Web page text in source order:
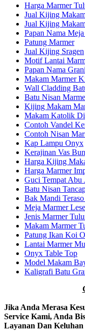
Harga Marmer
Jual Kijing
Jual Kijing
Papan Nama
Patung Marmer
Jual Kijing Sragen
Motif Lantai
Papan Nama
Makam Marmer
Wall Cladding
Batu Nisan
Kijing Makam
Makam Katolik Di
Contoh Vandel
Contoh Nisan
Kap Lampu Onyx
Kerajinan Vas
Harga Kijing
Harga Marmer
Guci Tempat Abu
Batu Nisan
Bak Mandi
Meja Marmer
Jenis Marmer
Makam Marmer
Patung Ikan Koi
Lantai Marmer
Onyx Table Top
Model Makam
Kaligrafi Batu
Jika Anda Merasa
Service Kami, Anda
Layanan Dan